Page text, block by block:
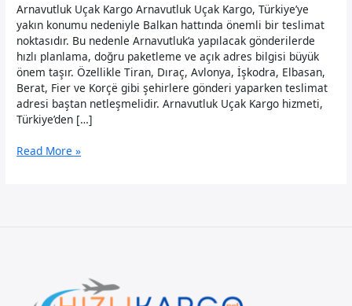
Arnavutluk Uçak Kargo Arnavutluk Uçak Kargo, Türkiye’ye
yakın konumu nedeniyle Balkan hattında önemli bir teslimat
noktasıdır. Bu nedenle Arnavutluk’a yapılacak gönderilerde
hızlı planlama, doğru paketleme ve açık adres bilgisi büyük
önem taşır. Özellikle Tiran, Dıraç, Avlonya, İşkodra, Elbasan,
Berat, Fier ve Korçë gibi şehirlere gönderi yaparken teslimat
adresi baştan netleşmelidir. Arnavutluk Uçak Kargo hizmeti,
Türkiye’den […]
Arnavutluk
Read More »